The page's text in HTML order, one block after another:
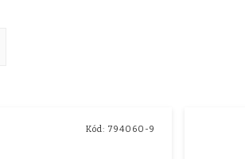
Kód: 794060-9